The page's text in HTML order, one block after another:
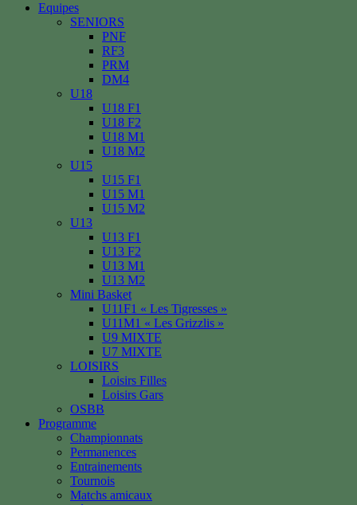
Equipes
SENIORS
PNF
RF3
PRM
DM4
U18
U18 F1
U18 F2
U18 M1
U18 M2
U15
U15 F1
U15 M1
U15 M2
U13
U13 F1
U13 F2
U13 M1
U13 M2
Mini Basket
U11F1 « Les Tigresses »
U11M1 « Les Grizzlis »
U9 MIXTE
U7 MIXTE
LOISIRS
Loisirs Filles
Loisirs Gars
OSBB
Programme
Championnats
Permanences
Entrainements
Tournois
Matchs amicaux